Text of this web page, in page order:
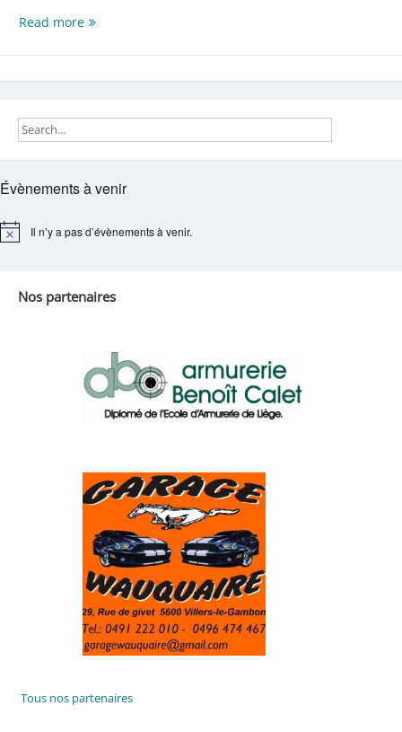
Read moreTir
Shooting»
samedi
Évènements à venir
Notice Il n’y a pas d’évènements à venir.
Nos partenaires
Tous nos partenaires